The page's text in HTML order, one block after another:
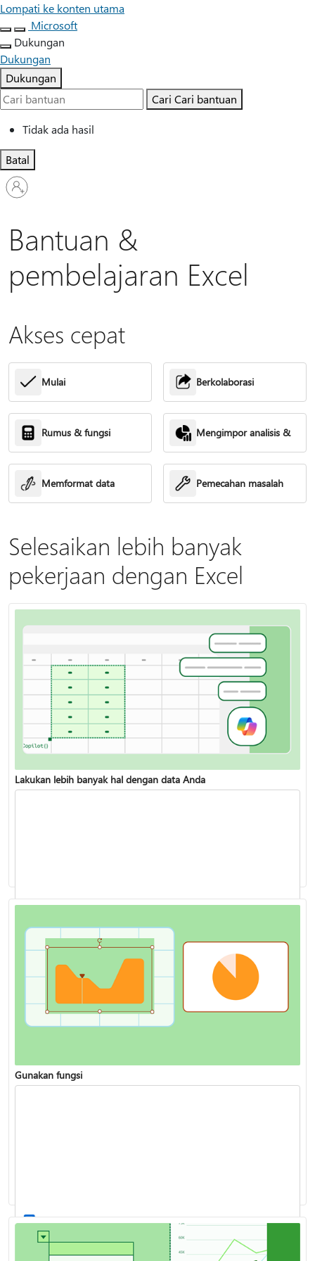
Lompati ke konten utama
Microsoft
Dukungan
Dukungan
Dukungan
Cari Cari bantuan
Tidak ada hasil
Batal
Masuk
ke
Bantuan &
pembelajaran Excel
Akses cepat
Mulai Berkolaborasi
Rumus & fungsi Mengimpor analisis &
Memformat data Pemecahan masalah
Selesaikan lebih banyak
pekerjaan dengan Excel
Lakukan lebih banyak hal dengan data Anda
Gunakan fungsi
Daftar semua fungsi Excel yang tersedia